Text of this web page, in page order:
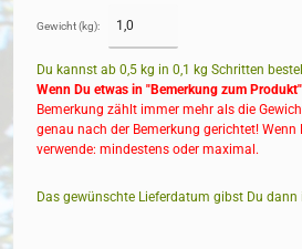
Gewicht (kg):
Du kannst ab 0,5 kg in 0,1 kg Schritten
Wenn Du etwas in "Bemerkung zum
Bemerkung zählt immer mehr als die
genau nach der Bemerkung gerichtet! Wenn
verwende: mindestens oder maximal.
Das gewünschte Lieferdatum gibst Du